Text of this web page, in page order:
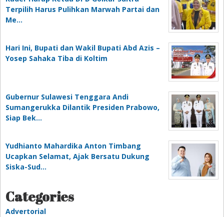
Terpilih Harus Pulihkan Marwah Partai dan
Me…
Hari Ini, Bupati dan Wakil Bupati Abd Azis –
Yosep Sahaka Tiba di Koltim
Gubernur Sulawesi Tenggara Andi
Sumangerukka Dilantik Presiden Prabowo,
Siap Bek…
Yudhianto Mahardika Anton Timbang
Ucapkan Selamat, Ajak Bersatu Dukung
Siska-Sud…
Categories
Advertorial